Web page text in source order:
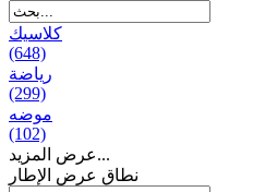
كلاسيك
(648)
رياضة
(299)
موضه
(102)
عرض المزيد...
نطاق عرض الإطار